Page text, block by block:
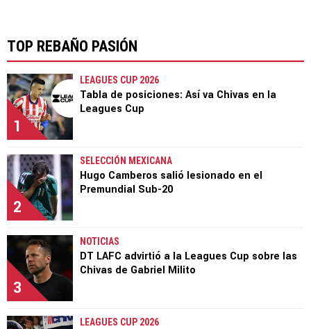
TOP REBAÑO PASIÓN
1
LEAGUES CUP 2026
Tabla de posiciones: Así va Chivas en la
Leagues Cup
2
SELECCIÓN MEXICANA
Hugo Camberos salió lesionado en el
Premundial Sub-20
3
NOTICIAS
DT LAFC advirtió a la Leagues Cup sobre las
Chivas de Gabriel Milito
LEAGUES CUP 2026